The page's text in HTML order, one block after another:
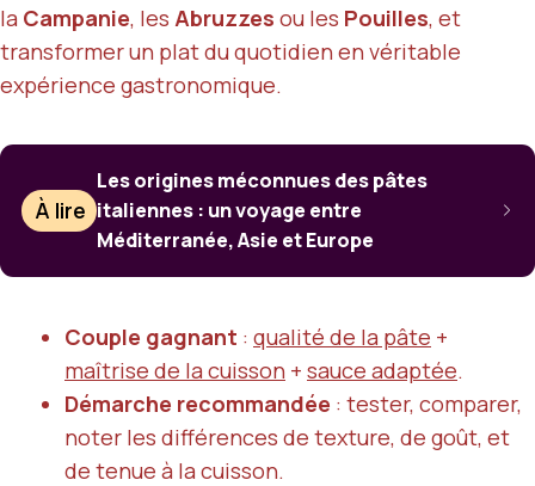
la Campanie, les Abruzzes ou les Pouilles, et
transformer un plat du quotidien en véritable
expérience gastronomique.
À lire
Les origines méconnues des pâtes
italiennes : un voyage entre
Méditerranée, Asie et Europe
Couple gagnant : qualité de la pâte +
maîtrise de la cuisson + sauce adaptée.
Démarche recommandée : tester, comparer,
noter les différences de texture, de goût, et
de tenue à la cuisson.